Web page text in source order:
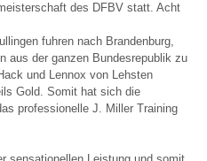
des DFBV statt. Acht
fuhren nach Brandenburg,
aus der ganzen Bundesrepublik zu
und Lennox von Lehsten
Gold. Somit hat sich die
professionelle J. Miller Training